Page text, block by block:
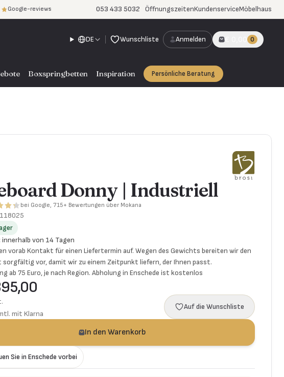
Google-reviews 053 433 5032 ÖffnungszeitenKundenserviceMöbelhaus
DE Wunschliste Anmelden € 0,00 0
Boxspringbetten Inspiration Persönliche Beratung
Donny | Industriell
bei Google, 715+ Bewertungen über Mokana
118025
innerhalb von 14 Tagen
vorab Kontakt für einen Liefertermin auf. Wegen des Gewichts bereiten wir den
sorgfältig vor, damit wir zu einem Zeitpunkt liefern, der Ihnen passt.
ab 75 Euro, je nach Region. Abholung in Enschede ist kostenlos
mit Klarna
Auf die Wunschliste
In den Warenkorb
Sie in Enschede vorbei